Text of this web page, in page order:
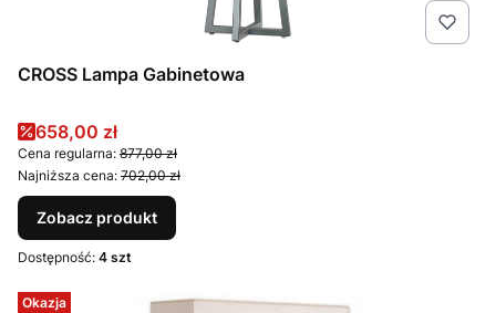
CROSS Lampa Gabinetowa
Cena promocyjna
658,00 zł
Cena regularna: 877,00 zł
Najniższa cena: 702,00 zł
Zobacz produkt
Dostępność: 4 szt
Okazja